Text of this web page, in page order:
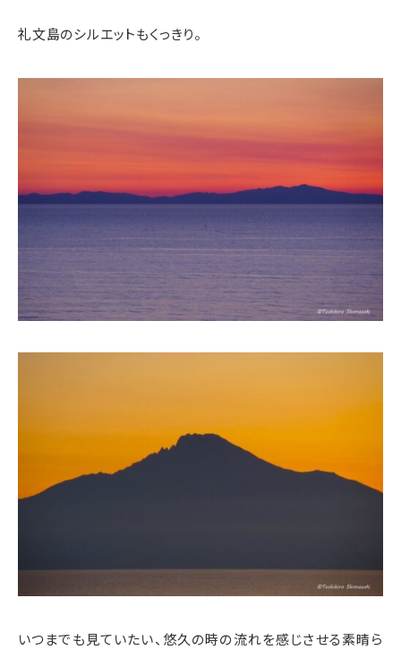
礼文島のシルエットもくっきり。
いつまでも見ていたい、悠久の時の流れを感じさせる素晴ら